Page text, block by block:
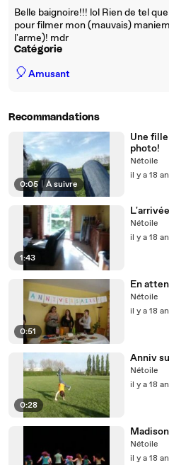
Belle baignoire!!! lol Rien de tel
pour filmer mon (mauvais)
l'arme)! mdr
Catégorie
🎈Amusant
Recommandations
0:05 À suivre
Une
photo!
Nétoile
il y a 18
1:43
Nétoile
il y a 18
0:51
En
Nétoile
il y a 18
0:28
Anniv
Nétoile
il y a 18
Nétoile
il y a 18